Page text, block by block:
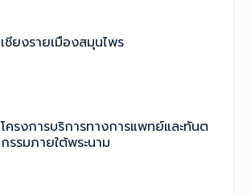
เชียงรายเมืองสมุนไพร
โครงการบริการทางการแพทย์และทันต
กรรมภายใต้พระนาม